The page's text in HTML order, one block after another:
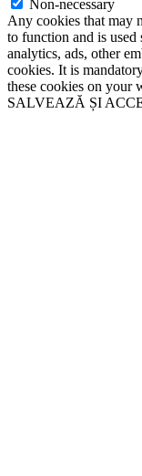
Non-necessary
Any cookies that may
to function and is used
analytics, ads, other
cookies. It is
these cookies on your
SALVEAZĂ ȘI